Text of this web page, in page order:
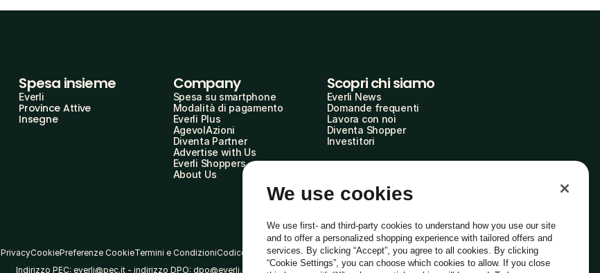
Spesa insieme
Everli
Province Attive
Insegne
Company
Spesa su smartphone
Modalità di pagamento
Everli Plus
AgevolAzioni
Diventa Partner
Advertise with Us
Everli Shoppers
About Us
Scopri chi siamo
Everli News
Domande frequenti
Lavora con noi
Diventa Shopper
Investitori
PrivacyCookiePreferenze CookieTermini e CondizioniCodice Etico
Indirizzo PEC: everli@pec.it - indirizzo DPO: dpo@everli.com
We use cookies
We use first- and third-party cookies to understand how you use our site
and to offer a personalized shopping experience with tailored offers and
services. By clicking “Accept”, you agree to all cookies. By clicking
“Cookie Settings”, you can choose which cookies to allow. If you close